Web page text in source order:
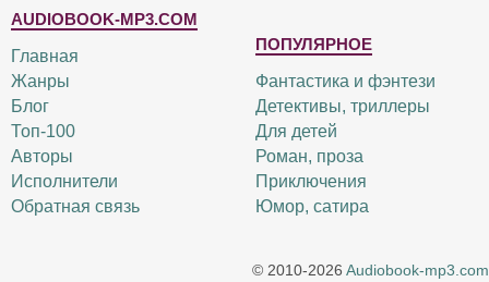
AUDIOBOOK-MP3.COM
Главная
Жанры
Блог
Топ-100
Авторы
Исполнители
Обратная связь
ПОПУЛЯРНОЕ
Фантастика и фэнтези
Детективы, триллеры
Для детей
Роман, проза
Приключения
Юмор, сатира
© 2010-2026 Audiobook-mp3.com